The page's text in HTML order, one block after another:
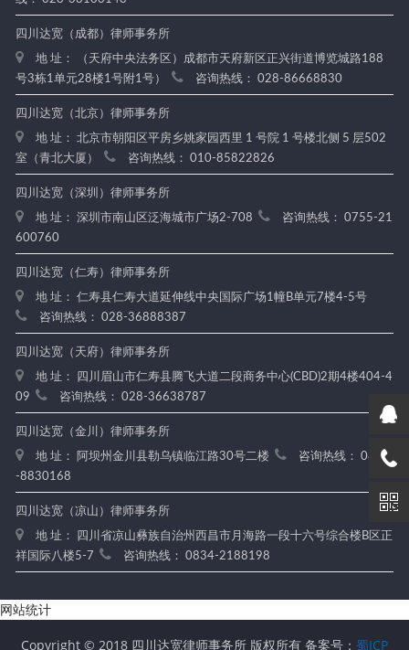
四川达宽（成都）律师事务所
地 址： （天府中央法务区）成都市天府新区正兴街道博览城路188
号3栋1单元28楼1号附1号）
咨询热线： 028-86668830
四川达宽（北京）律师事务所
地 址： 北京市朝阳区平房乡姚家园西里 1 号院 1 号楼北侧 5 层502
室（青北大厦）
咨询热线： 010-85822826
四川达宽（深圳）律师事务所
地 址： 深圳市南山区泛海城市广场2-708
咨询热线： 0755-21
600760
四川达宽（仁寿）律师事务所
地 址： 仁寿县仁寿大道延伸线中央国际广场1幢B单元7楼4-5号
咨询热线： 028-36888387
四川达宽（天府）律师事务所
地 址： 四川眉山市仁寿县腾飞大道二段商务中心(CBD)2期4楼404-4
09
咨询热线： 028-36638787
四川达宽（金川）律师事务所
地 址： 阿坝州金川县勒乌镇临江路30号二楼
咨询热线： 0837
-8830168
四川达宽（凉山）律师事务所
地 址： 四川省凉山彝族自治州西昌市月海路一段十六号综合楼B区正
祥国际八楼5-7
咨询热线： 0834-2188198
网站统计
Copyright © 2018 四川达宽律师事务所 版权所有 备案号： 蜀ICP